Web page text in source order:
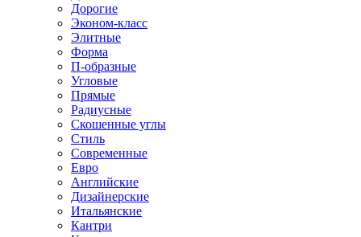
Дорогие
Эконом-класс
Элитные
Форма
П-образные
Угловые
Прямые
Радиусные
Скошенные углы
Стиль
Современные
Евро
Английские
Дизайнерские
Итальянские
Кантри